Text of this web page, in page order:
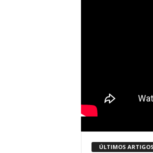
ÚLTIMOS ARTIGOS